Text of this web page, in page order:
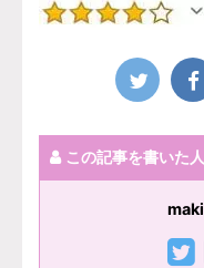
この記事を書いた人
maki